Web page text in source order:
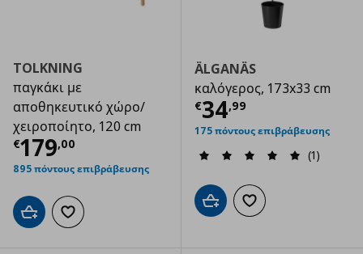
TOLKNING
παγκάκι με
αποθηκευτικό χώρο/
χειροποίητο, 120 cm
€179,00
Τρέχουσα τιμή € 179,00
895 πόντους επιβράβευσης
Προσθήκη στο καλάθι
Προσθήκη στα αγαπημένα
ÄLGANÄS
καλόγερος, 173x33 cm
€34,99
Τρέχουσα
175 πόντους επιβράβευσης
(1)
Προσθήκη στο καλάθι
Προσθήκη στα